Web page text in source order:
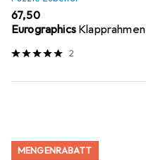
EUR
67,50
Eurographics Klapprahmen
2
MENGENRABATT